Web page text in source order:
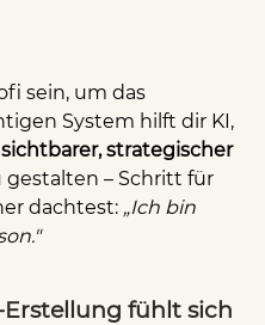
sein, um das
System hilft dir KI,
strategischer
gestalten – Schritt für
dachtest: „Ich bin
fühlt sich